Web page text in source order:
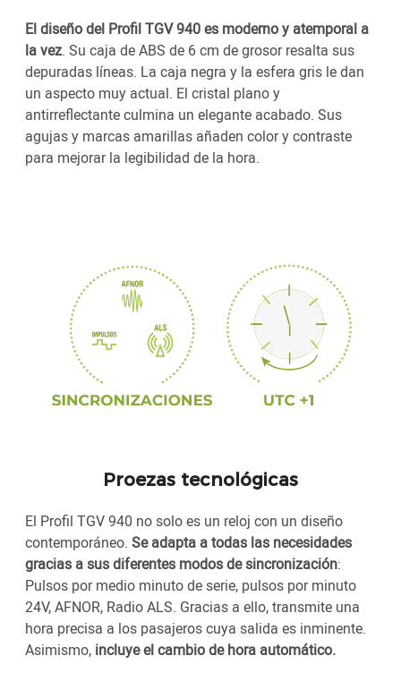
El diseño del Profil TGV 940 es moderno y atemporal a
la vez. Su caja de ABS de 6 cm de grosor resalta sus
depuradas líneas. La caja negra y la esfera gris le dan
un aspecto muy actual. El cristal plano y
antirreflectante culmina un elegante acabado. Sus
agujas y marcas amarillas añaden color y contraste
para mejorar la legibilidad de la hora.
Proezas tecnológicas
El Profil TGV 940 no solo es un reloj con un diseño
contemporáneo. Se adapta a todas las necesidades
gracias a sus diferentes modos de sincronización:
Pulsos por medio minuto de serie, pulsos por minuto
24V, AFNOR, Radio ALS. Gracias a ello, transmite una
hora precisa a los pasajeros cuya salida es inminente.
Asimismo, incluye el cambio de hora automático.